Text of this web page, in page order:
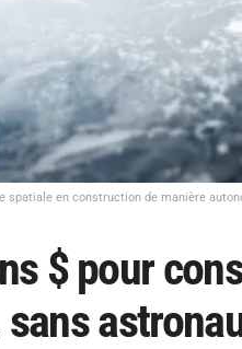
spatiale en construction de manière
$ pour